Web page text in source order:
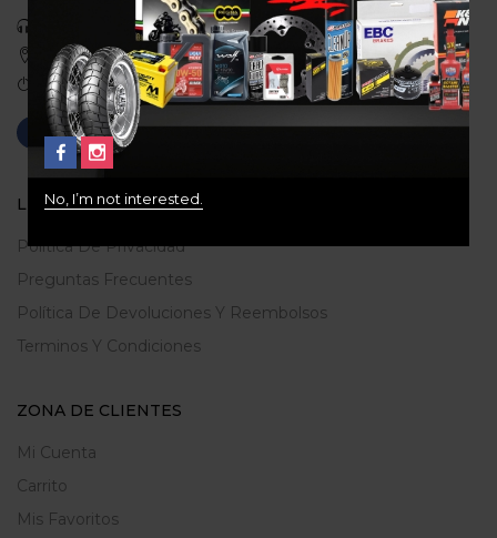
No, I’m not interested.
Celular: 3113422933
Medellin, Colombia
Correo: gerencia@ridershouse.co
LEGALES
Politica De Privacidad
Preguntas Frecuentes
Política De Devoluciones Y Reembolsos
Terminos Y Condiciones
ZONA DE CLIENTES
Mi Cuenta
Carrito
Mis Favoritos